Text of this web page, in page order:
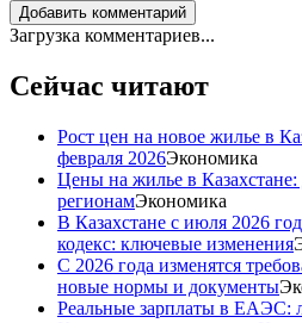
Добавить комментарий
Загрузка комментариев...
Сейчас читают
Рост цен на новое жилье в
февраля 2026Экономика
Цены на жилье в
регионамЭкономика
В Казахстане с июля 2026
кодекс: ключевые изменения
С 2026 года изменятся
новые нормы и документы
Реальные зарплаты в ЕАЭС: